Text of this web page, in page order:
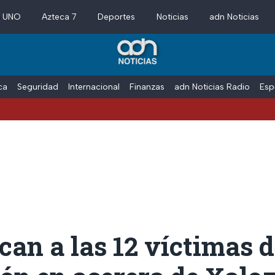
Azteca 7 Deportes Noticias adn Noticias
Seguridad Internacional Finanzas adn Noticias Radio
a las 12 víctimas